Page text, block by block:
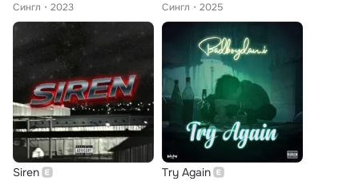
Сингл
2023
Сингл
2025
Siren Try Again